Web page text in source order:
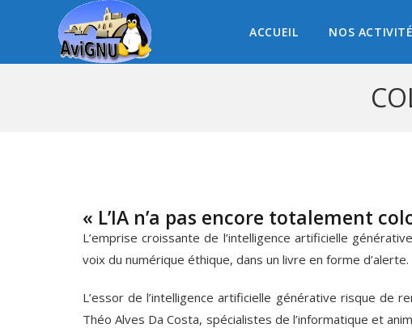
ACCUEIL NOS
« L’IA n’a pas encore totalement
L’emprise croissante de l’intelligence artificielle
voix du numérique éthique, dans un livre en forme d’alerte.
L’essor de l’intelligence artificielle générative risque de
Théo Alves Da Costa, spécialistes de l’informatique et